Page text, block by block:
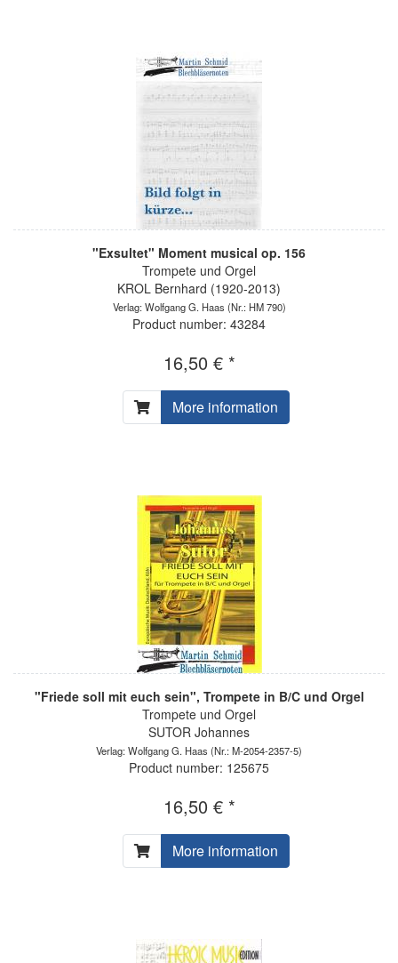
"Exsultet" Moment musical op. 156
Trompete und Orgel
KROL Bernhard (1920-2013)
Verlag: Wolfgang G. Haas (Nr.: HM 790)
Product number: 43284
16,50 € *
More information
"Friede soll mit euch sein", Trompete in B/C und Orgel
Trompete und Orgel
SUTOR Johannes
Verlag: Wolfgang G. Haas (Nr.: M-2054-2357-5)
Product number: 125675
16,50 € *
More information